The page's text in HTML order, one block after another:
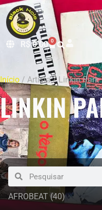
R$0,00 0
Início / Artista / Linkin Park
LINKIN
AFROBEAT(40)